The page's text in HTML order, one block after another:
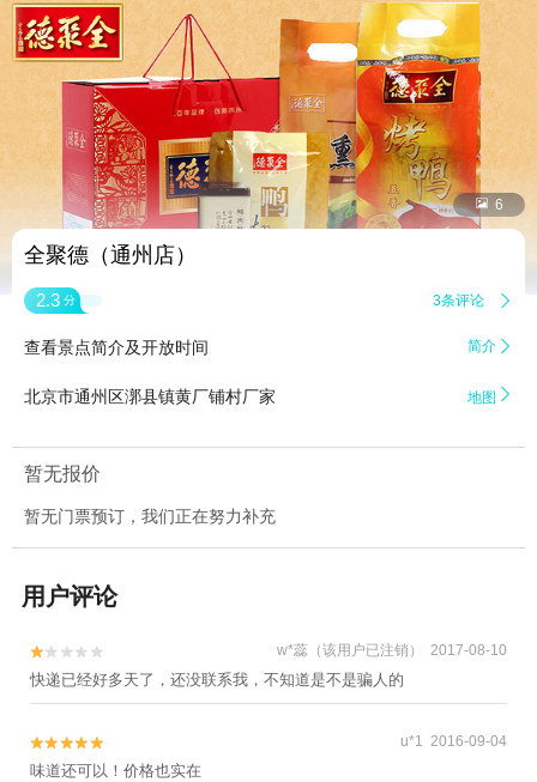
 6
全聚德（通州店）
2.3 分 3条评论 
查看景点简介及开放时间 简介 
北京市通州区漷县镇黄厂铺村厂家 地图 
暂无报价
暂无门票预订，我们正在努力补充
用户评论

 w*蕊（该用户已注销） 2017-08-10
快递已经好多天了，还没联系我，不知道是不是骗人的

 u*1 2016-09-04
味道还可以！价格也实在
